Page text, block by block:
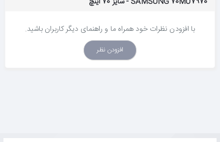
تک‌تک جزئیات را با وضوح خیره‌کننده UHD 4K تماشا کنید
مشاهده کنید به لطف رنگ‌پردازی و روشنایی واقعی، هر آنچه تماشا
می‌کنید جلوه بهتری از خود نشان خواهد داد.
با افزودن نظرات خود همراه ما و راهنمای دیگر کاربران باشید.
افزودن نظر